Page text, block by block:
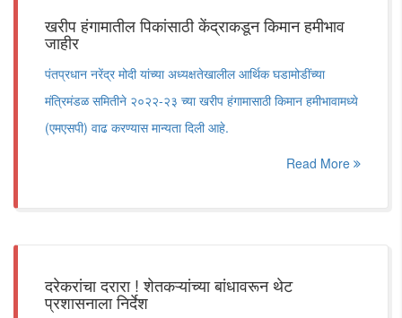
खरीप हंगामातील पिकांसाठी केंद्राकडून किमान हमीभाव
जाहीर
पंतप्रधान नरेंद्र मोदी यांच्या अध्यक्षतेखालील आर्थिक घडामोडींच्या
मंत्रिमंडळ समितीने २०२२-२३ च्या खरीप हंगामासाठी किमान हमीभावामध्ये
(एमएसपी) वाढ करण्यास मान्यता दिली आहे.
Read More
दरेकरांचा दरारा ! शेतकऱ्यांच्या बांधावरून थेट
प्रशासनाला निर्देश